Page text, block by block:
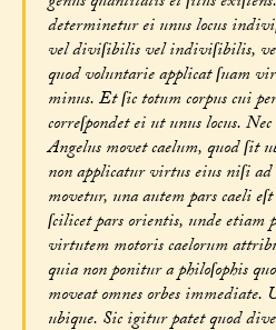
determinetur ei unus locus
vel diviſibilis vel indiviſibilis,
quod voluntarie applicat ſuam
minus. Et ſic totum corpus cui
correſpondet ei ut unus locus.
Angelus movet caelum, quod ſit
non applicatur virtus eius niſi
movetur, una autem pars caeli
ſcilicet pars orientis, unde etiam
virtutem motoris caelorum
quia non ponitur a philoſophis
moveat omnes orbes immediate.
ubique. Sic igitur patet quod